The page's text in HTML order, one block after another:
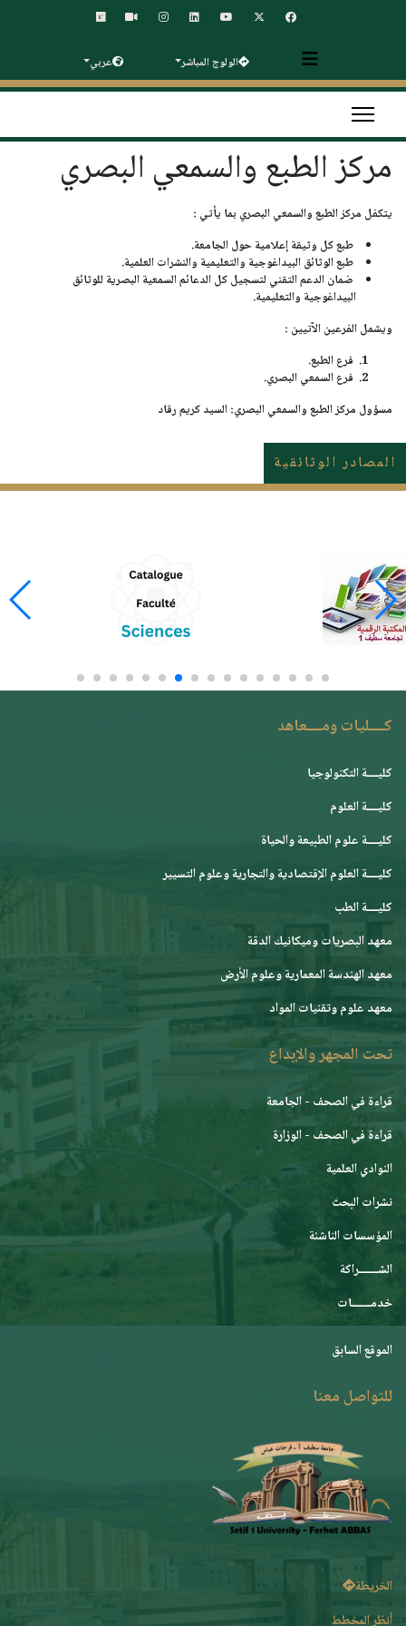
الولوج المباشر عربي
مركز الطبع والسمعي البصري
يتكفل مركز الطبع والسمعي البصري بما يأتي :
طبع كل وثيقة إعلامية حول الجامعة.
طبع الوثائق البيداغوجية والتعليمية والنشرات العلمية.
ضمان الدعم التقني لتسجيل كل الدعائم السمعية البصرية للوثائق
البيداغوجية والتعليمية.
ويشمل الفرعين الآتيين :
فرع الطبع.
فرع السمعي البصري.
مسؤول مركز الطبع والسمعي البصري: السيدكريم رقاد
المصادر الوثائقية
كــــليات ومــــعاهد
كليــــة التكنولوجيا
كليــــة العلوم
كليــــة علوم الطبيعة والحياة
كليــــة العلوم الإقتصادية والتجارية وعلوم التسيير
كليــــة الطب
معهد البصريات وميكانيك الدقة
معهد الهندسة المعمارية وعلوم الأرض
معهد علوم وتقنيات المواد
تحت المجهر والإبداع
قراءة في الصحف - الجامعة
قراءة في الصحف - الوزارة
النوادي العلمية
نشرات البحث
المؤسسات الناشئة
الشـــــــراكة
خدمـــــــات
الموقع السابق
للتواصل معنا
الخريطة